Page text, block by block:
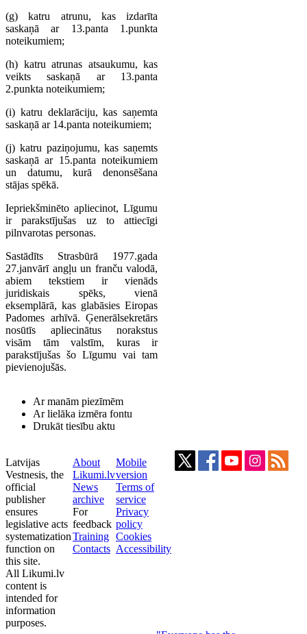
(g) katru atrunu, kas izdarīta
saskaņā ar 13.panta 1.punkta
noteikumiem;
(h) katru atrunas atsaukumu, kas
veikts saskaņā ar 13.panta
2.punkta noteikumiem;
(i) katru deklarāciju, kas saņemta
saskaņā ar 14.panta noteikumiem;
(j) katru paziņojumu, kas saņemts
saskaņā ar 15.panta noteikumiem
un datumu, kurā denonsēšana
stājas spēkā.
Iepriekšminēto apliecinot, Līgumu
ir parakstījušas uz to attiecīgi
pilnvarotas personas.
Sastādīts Strasbūrā 1977.gada
27.janvārī angļu un franču valodā,
abiem tekstiem ir vienāds
juridiskais spēks, vienā
eksemplārā, kas glabāsies Eiropas
Padomes arhīvā. Ģenerālsekretārs
nosūtīs apliecinātus norakstus
visām tām valstīm, kuras ir
parakstījušas šo Līgumu vai tam
pievienojušās.
Ar manām piezīmēm
Ar lielāka izmēra fontu
Drukāt tiesību aktu
Latvijas
Vestnesis, the
official
publisher
ensures
legislative acts
systematization
function on
this site.
All Likumi.lv
content is
intended for
information
purposes.
About
Likumi.lv
News
archive
For
feedback
Training
Contacts
Mobile
version
Terms of
service
Privacy
policy
Cookies
Accessibility